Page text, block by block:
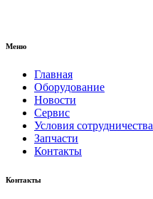
Меню
Главная
Оборудование
Новости
Сервис
Условия сотрудничества
Запчасти
Контакты
Контакты